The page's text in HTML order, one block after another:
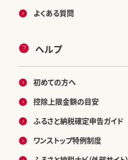
よくある質問
ヘルプ
初めての方へ
控除上限金額の目安
ふるさと納税確定申告ガイド
ワンストップ特例制度